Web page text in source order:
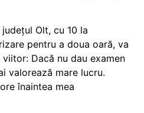
Olt, cu 10 la
pentru a doua oară, va
Dacă nu dau examen
valorează mare lucru.
înaintea mea